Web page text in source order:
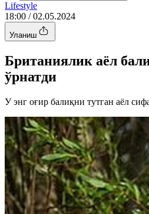
Lifestyle
18:00 / 02.05.2024
Уланиш
Британиялик аёл
ўрнатди
У энг оғир балиқни тутган аёл